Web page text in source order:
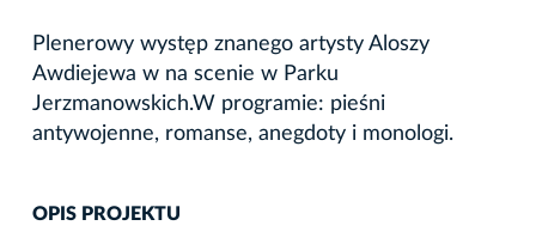
Plenerowy występ znanego artysty Aloszy
Awdiejewa w na scenie w Parku
Jerzmanowskich.W programie: pieśni
antywojenne, romanse, anegdoty i monologi.
OPIS PROJEKTU